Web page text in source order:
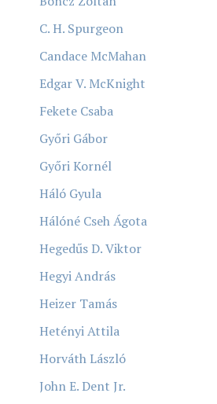
C. H. Spurgeon
Candace McMahan
Edgar V. McKnight
Fekete Csaba
Győri Gábor
Győri Kornél
Háló Gyula
Hálóné Cseh Ágota
Hegedűs D. Viktor
Hegyi András
Heizer Tamás
Hetényi Attila
Horváth László
John E. Dent Jr.